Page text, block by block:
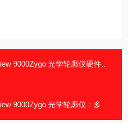
光学轮廓仪硬件：稳定测量的核心
光学轮廓仪：多行业的测量好帮手